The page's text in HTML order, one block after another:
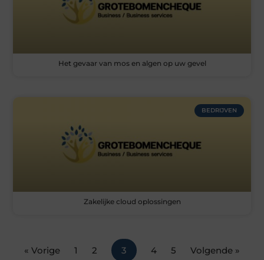
Het gevaar van mos en algen op uw gevel
BEDRIJVEN
Zakelijke cloud oplossingen
« Vorige 1 2 3 4 5 Volgende »